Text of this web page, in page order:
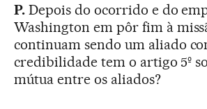
P. Depois do ocorrido e do
Washington em pôr fim à
continuam sendo um aliado
credibilidade tem o artigo 5º
mútua entre os aliados?